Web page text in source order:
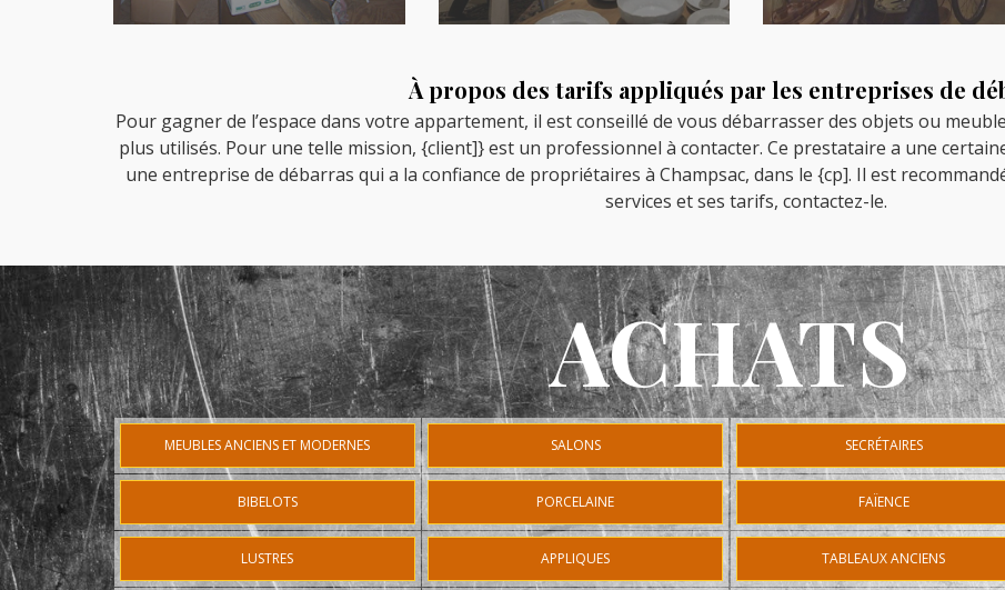
À propos des tarifs appliqués par les entreprises de
Pour gagner de l’espace dans votre appartement, il est conseillé de vous débarrasser des objets ou
plus utilisés. Pour une telle mission, {client]} est un professionnel à contacter. Ce prestataire a une
une entreprise de débarras qui a la confiance de propriétaires à Champsac, dans le {cp]. Il est
services et ses tarifs, contactez-le.
ACHATS
MEUBLES ANCIENS ET MODERNES SALONS SECRÉTAIRES
BIBELOTS PORCELAINE FAÏENCE
LUSTRES APPLIQUES TABLEAUX ANCIENS